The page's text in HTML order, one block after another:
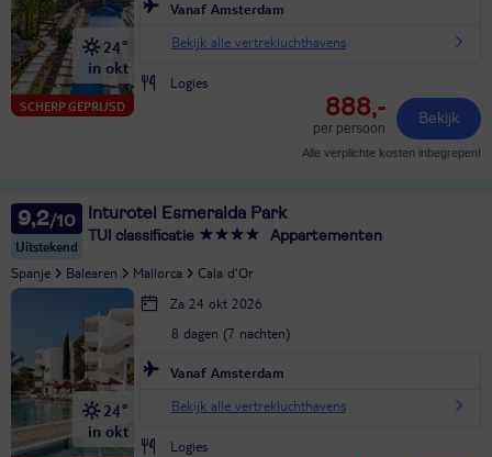
SCHERP GEPRIJSD
24°
in okt
Vanaf Amsterdam
Bekijk alle vertrekluchthavens
Logies
888,-
per persoon
Bekijk
Alle verplichte kosten inbegrepen!
9,2
Uitstekend
Inturotel Esmeralda Park
TUI classificatie Appartementen
Spanje Balearen Mallorca Cala d'Or
24°
in okt
Za 24 okt 2026
8 dagen (7 nachten)
Vanaf Amsterdam
Bekijk alle vertrekluchthavens
Logies